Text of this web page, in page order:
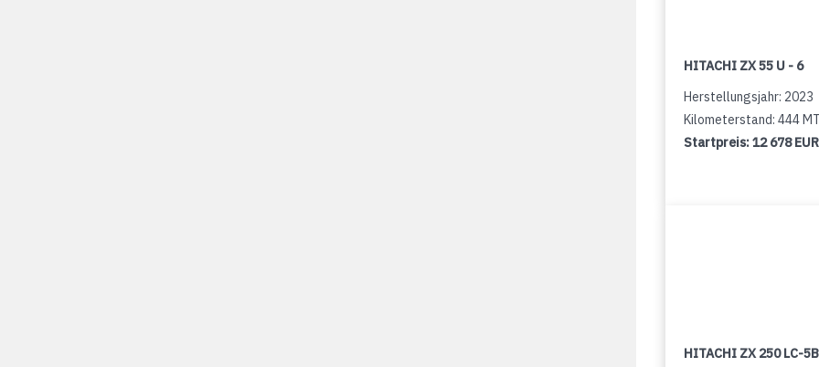
HITACHI ZX 55 U - 6
Herstellungsjahr: 2023
Kilometerstand: 444
Startpreis:12 678 EUR
HITACHI ZX 250 LC-5B